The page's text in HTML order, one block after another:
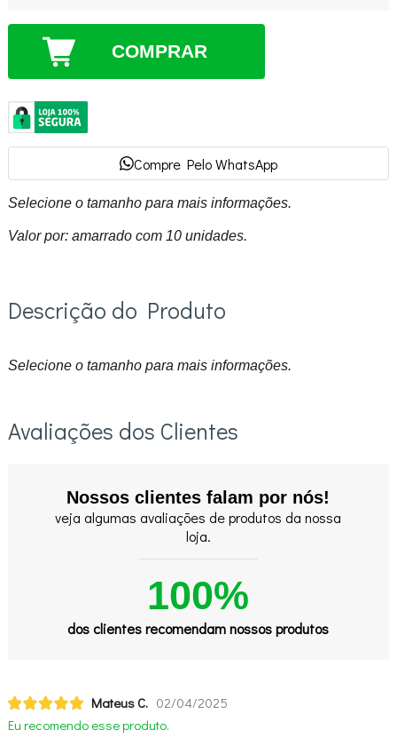
COMPRAR
Compre Pelo WhatsApp
Selecione o tamanho para mais informações.
Valor por: amarrado com 10 unidades.
Descrição do Produto
Selecione o tamanho para mais informações.
Avaliações dos Clientes
Nossos clientes falam por nós!
veja algumas avaliações de produtos da nossa
loja.
100%
dos clientes recomendam nossos produtos
Mateus C. 02/04/2025
Eu recomendo esse produto.